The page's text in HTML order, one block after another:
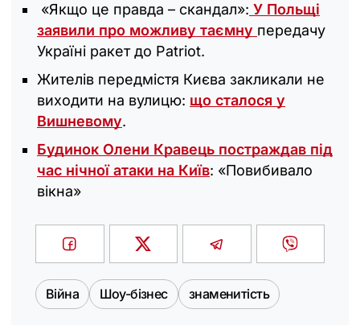
«Якщо це правда – скандал»: У Польщі
заявили про можливу таємну передачу
Україні ракет до Patriot.
Жителів передмістя Києва закликали не
виходити на вулицю: що сталося у
Вишневому.
Будинок Олени Кравець постраждав під
час нічної атаки на Київ: «‎Повибивало
вікна»
Війна Шоу-бізнес знаменитість